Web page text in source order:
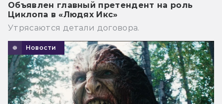
Объявлен главный претендент на роль
Циклопа в «Людях Икс»
Утрясаются детали договора.
Новости